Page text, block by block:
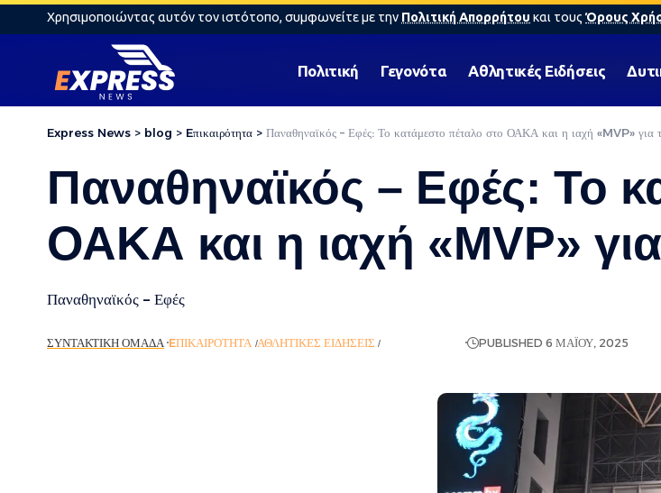
Χρησιμοποιώντας αυτόν τον ιστότοπο, συμφωνείτε με την Πολιτική Απορρήτου και τους Όρους
Πολιτική Γεγονότα Αθλητικές Ειδήσεις
Express News > blog > Eπικαιρότητα > Παναθηναϊκός – Εφές: Το κατάμεστο πέταλο στο ΟΑΚΑ και η ιαχή «MVP» για
Παναθηναϊκός – Εφές: Το
ΟΑΚΑ και η ιαχή «MVP»
Παναθηναϊκός – Εφές
ΣΥΝΤΑΚΤΙΚΉ ΟΜΆΔΑ EΠΙΚΑΙΡΌΤΗΤΑ ΑΘΛΗΤΙΚΈΣ ΕΙΔΉΣΕΙΣ ΡΟΉ ΕΙΔΉΣΕΩΝ PUBLISHED 6 ΜΑΪ́ΟΥ, 2025